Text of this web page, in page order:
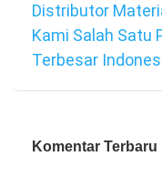
Distributor
Kami Salah Satu
Terbesar
Komentar Terbaru